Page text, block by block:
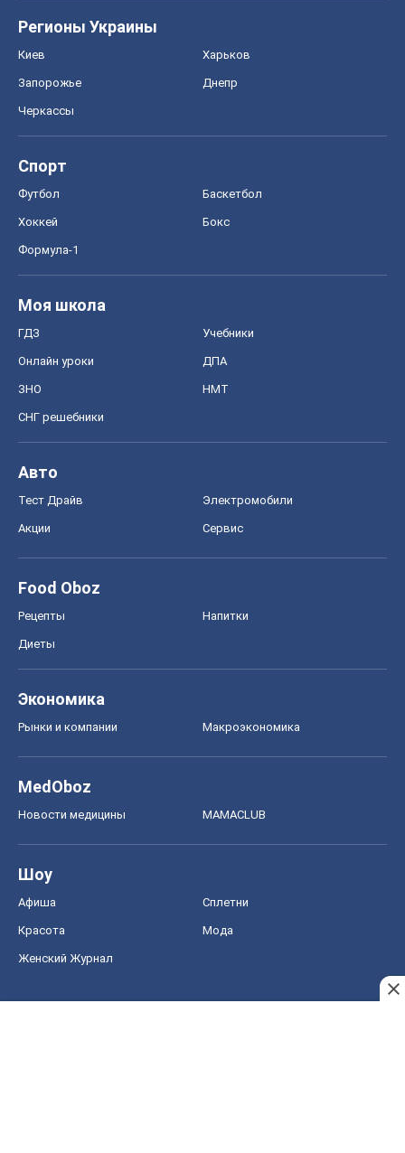
Регионы Украины
Киев Харьков
Запорожье Днепр
Черкассы
Спорт
Футбол Баскетбол
Хоккей Бокс
Формула-1
Моя школа
ГДЗ Учебники
Онлайн уроки ДПА
ЗНО НМТ
СНГ решебники
Авто
Тест Драйв Электромобили
Акции Сервис
Food Oboz
Рецепты Напитки
Диеты
Экономика
Рынки и компании Mакроэкономика
MedOboz
Новости медицины MAMACLUB
Шоу
Афиша Сплетни
Красота Мода
Женский Журнал